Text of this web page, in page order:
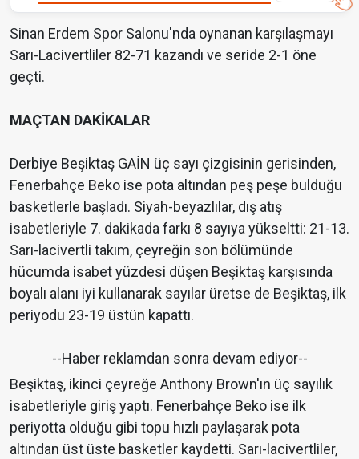
Sinan Erdem Spor Salonu'nda oynanan karşılaşmayı
Sarı-Lacivertliler 82-71 kazandı ve seride 2-1 öne
geçti.
MAÇTAN DAKİKALAR
Derbiye Beşiktaş GAİN üç sayı çizgisinin gerisinden,
Fenerbahçe Beko ise pota altından peş peşe bulduğu
basketlerle başladı. Siyah-beyazlılar, dış atış
isabetleriyle 7. dakikada farkı 8 sayıya yükseltti: 21-13.
Sarı-lacivertli takım, çeyreğin son bölümünde
hücumda isabet yüzdesi düşen Beşiktaş karşısında
boyalı alanı iyi kullanarak sayılar üretse de Beşiktaş, ilk
periyodu 23-19 üstün kapattı.
--Haber reklamdan sonra devam ediyor--
Beşiktaş, ikinci çeyreğe Anthony Brown'ın üç sayılık
isabetleriyle giriş yaptı. Fenerbahçe Beko ise ilk
periyotta olduğu gibi topu hızlı paylaşarak pota
altından üst üste basketler kaydetti. Sarı-lacivertliler,